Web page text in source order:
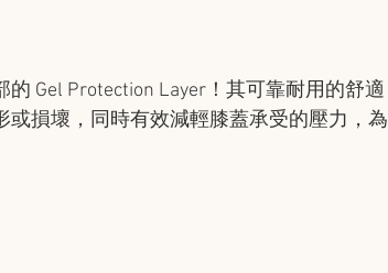
Gel Protection Layer！其可靠耐用的舒適
損壞，同時有效減輕膝蓋承受的壓力，為